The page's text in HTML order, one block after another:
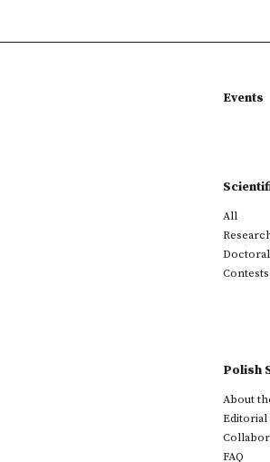
Events
All
Contests
Polish
About
Editorial
FAQ